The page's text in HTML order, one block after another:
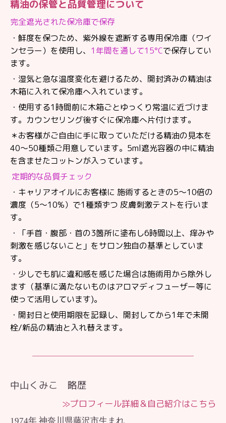
精油の保管と品質管理について
完全遮光された保冷庫で保存
・鮮度を保つため、紫外線を遮断する専用保冷庫（ワイ
ンセラー）を使用し、 1年間を通して15°Cで保存してい
ます。
・湿気と急な温度変化を避けるため、開封済みの精油は
木箱に入れて保冷庫へ入れています。
・使用する1時間前に木箱ごとゆっくり常温に近づけま
す。カウンセリング後すぐに保冷庫へ片付けます。
＊お客様がご自由に手に取っていただける精油の見本を
40〜50種類ご用意しています。5ml遮光容器の中に精油
を含ませたコットンが入っています。
定期的な品質チェック
・キャリアオイルにお客様に 施術するときの5～10倍の
濃度（5～10%）で1種類ずつ 皮膚刺激テストを行いま
す。
・「手首・腹部・首の3箇所に塗布し6時間以上、痒みや
刺激を感じないこと」をサロン独自の基準としていま
す。
・少しでも肌に違和感を感じた場合は施術用から除外し
ます（基準に満たないものはアロマディフューザー等に
使って活用しています)。
・開封日と使用期限を記録し、開封してから1年で未開
栓/新品の精油と入れ替えます。
────────────────────
中山くみこ 略歴
≫プロフィール詳細＆自己紹介はこちら
1974年 神奈川県藤沢市生まれ